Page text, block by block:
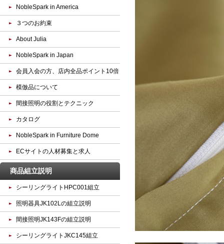
NobleSpark in America
３つのお約束
About Julia
NobleSpark in Japan
会員入会の方、店内全品ポイント10倍
模倣品について
間接照明の役割とテクニック
カタログ
NobleSpark in Furniture Dome
ECサイトの人材募集と求人
商品組立説明
シーリングライトHPC001組立
照明器具JK102Lの組立説明
間接照明JK143Fの組立説明
シーリングライトJKC145組立